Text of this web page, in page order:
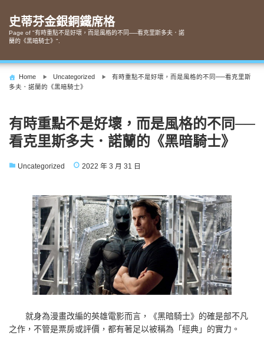
content
史蒂芬金銀銅鐵席格
Page of "有時重點不是好壞，而是風格的不同──看克里斯多夫．諾
蘭的《黑暗騎士》".
Home Uncategorized
有時重點不是好壞，而是風格的不同──看克里斯
多夫．諾蘭的《黑暗騎士》
有時重點不是好壞，而是風格的不同──
看克里斯多夫．諾蘭的《黑暗騎士》
Uncategorized 2022 年 3 月 31 日
就身為漫畫改編的英雄電影而言，《黑暗騎士》的確是部不凡
之作，不管是票房或評價，都有著足以被稱為「經典」的實力。